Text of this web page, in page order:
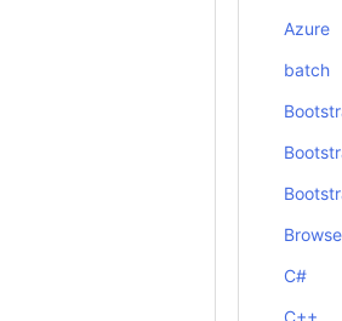
Azure
batch
C#